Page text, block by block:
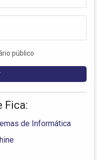
público
Fica:
de Informática